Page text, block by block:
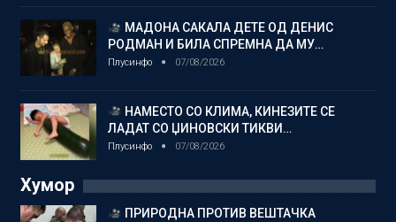
МАДОНА САКАЛА ДЕТЕ ОД ДЕНИС
РОДМАН И БИЛА СПРЕМНА ДА МУ…
Плусинфо 07/08/2026
НАМЕСТО СО КЛИМА, КИНЕЗИТЕ СЕ
ЛАДАТ СО ЏИНОВСКИ ТИКВИ…
Плусинфо 07/08/2026
Хумор
ПРИРОДНА ПРОТИВ ВЕШТАЧКА